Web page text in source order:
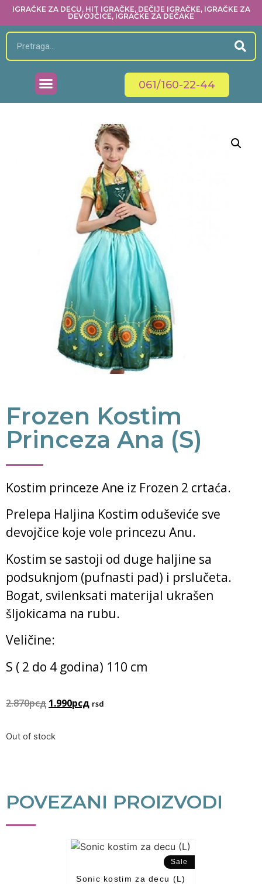
IGRAČKE ZA DECU, HIT IGRAČKE, DEČIJE IGRAČKE, IGRAČKE ZA
DEVOJČICE, IGRAČKE ZA DEČAKE
061/160-22-44
Frozen Kostim
Princeza Ana (S)
Kostim princeze Ane iz Frozen 2 crtaća.
Prelepa Haljina Kostim oduševiće sve
devojčice koje vole princezu Anu.
Kostim se sastoji od duge haljine sa
podsuknjom (pufnasti pad) i prslučeta.
Bogat, svilenksati materijal ukrašen
šljokicama na rubu.
Veličine:
S ( 2 do 4 godina) 110 cm
2.870рсд 1.990рсд rsd
Out of stock
POVEZANI PROIZVODI
Sale
Sonic kostim za decu (L)